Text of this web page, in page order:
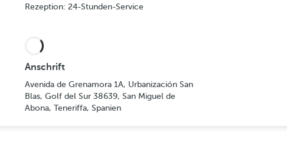
Rezeption: 24-Stunden-Service
Anschrift
Avenida de Grenamora 1A, Urbanización San
Blas, Golf del Sur 38639, San Miguel de
Abona, Teneriffa, Spanien